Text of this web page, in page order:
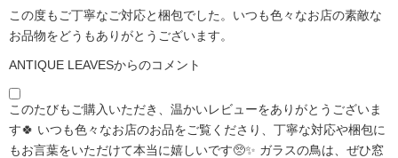
この度もご丁寧なご対応と梱包でした。いつも色々なお店の素敵な
お品物をどうもありがとうございます。
ANTIQUE LEAVESからのコメント
このたびもご購入いただき、温かいレビューをありがとうございま
す🍀 いつも色々なお店のお品をご覧くださり、丁寧な対応や梱包に
もお言葉をいただけて本当に嬉しいです🥺✨ ガラスの鳥は、ぜひ窓